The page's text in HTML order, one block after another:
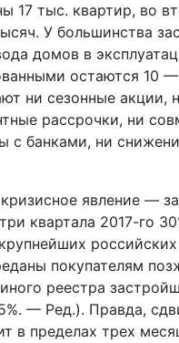
17 тыс. квартир, во
У большинства
домов в
остаются 10
ни сезонные акции,
рассрочки, ни
с банками, ни
явление —
квартала 2017-го
покупателям
реестра
— Ред.). Правда,
в пределах трех